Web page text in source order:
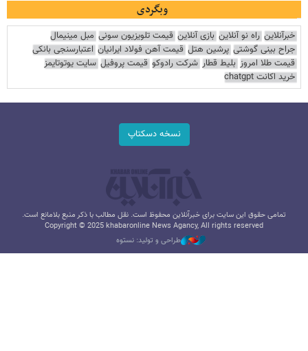
وبگردی
خبرآنلاین راه نو آنلاین بازی آنلاین قیمت تلویزیون سونی مبل مینیمال
جراح بینی گوشتی پرشین هتل قیمت آهن فولاد ایرانیان اعتبارسنجی بانکی
قیمت طلا امروز بلیط قطار شرکت رادوکو قیمت پروفیل سایت یوتوتایمز
خرید اکانت chatgpt
نسخه دسکتاپ
تمامی حقوق این سایت برای خبرآنلاین محفوظ است. نقل مطالب با ذکر منبع بلامانع است.
Copyright © 2025 khabaronline News Agancy, All rights reserved
طراحی و تولید: نستوه